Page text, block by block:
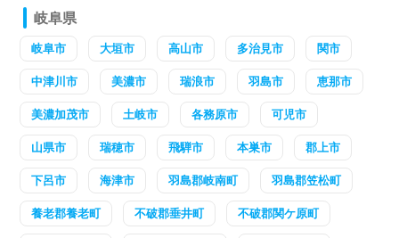
岐阜県
岐阜市 大垣市 高山市 多治見市 関市
中津川市 美濃市 瑞浪市 羽島市 恵那市
美濃加茂市 土岐市 各務原市 可児市
山県市 瑞穂市 飛騨市 本巣市 郡上市
下呂市 海津市 羽島郡岐南町 羽島郡笠松町
養老郡養老町 不破郡垂井町 不破郡関ケ原町